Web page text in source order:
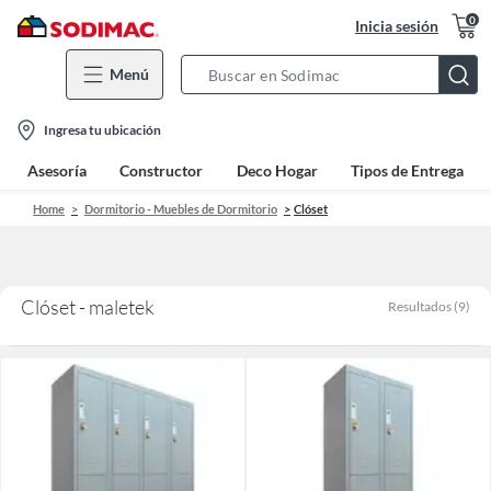
Inicia sesión 0
Menú
Bar
location-
icon
Ingresa tu ubicación
Asesoría Constructor Deco Hogar Tipos de Entrega
Home Dormitorio - Muebles de Dormitorio Clóset
Clóset - maletek Resultados (9)